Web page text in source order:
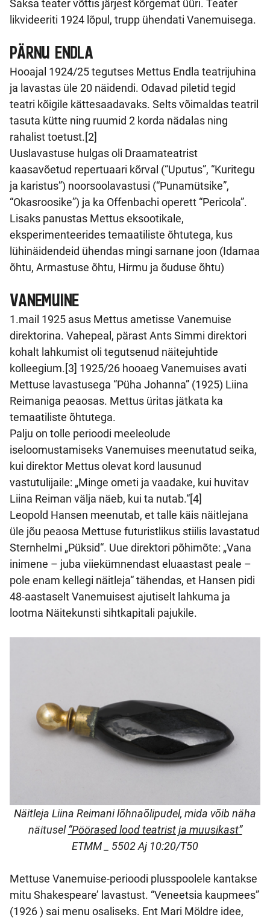
Saksa teater võttis järjest kõrgemat üüri. Teater
likvideeriti 1924 lõpul, trupp ühendati Vanemuisega.
PÄRNU ENDLA
Hooajal 1924/25 tegutses Mettus Endla teatrijuhina
ja lavastas üle 20 näidendi. Odavad piletid tegid
teatri kõigile kättesaadavaks. Selts võimaldas teatril
tasuta kütte ning ruumid 2 korda nädalas ning
rahalist toetust.[2]
Uuslavastuse hulgas oli Draamateatrist
kaasavõetud repertuaari kõrval (“Uputus”, “Kuritegu
ja karistus”) noorsoolavastusi (“Punamütsike”,
“Okasroosike”) ja ka Offenbachi operett “Pericola”.
Lisaks panustas Mettus eksootikale,
eksperimenteerides temaatiliste õhtutega, kus
lühinäidendeid ühendas mingi sarnane joon (Idamaa
õhtu, Armastuse õhtu, Hirmu ja õuduse õhtu)
VANEMUINE
1.mail 1925 asus Mettus ametisse Vanemuise
direktorina. Vahepeal, pärast Ants Simmi direktori
kohalt lahkumist oli tegutsenud näitejuhtide
kolleegium.[3] 1925/26 hooaeg Vanemuises avati
Mettuse lavastusega “Püha Johanna” (1925) Liina
Reimaniga peaosas. Mettus üritas jätkata ka
temaatiliste õhtutega.
Palju on tolle perioodi meeleolude
iseloomustamiseks Vanemuises meenutatud seika,
kui direktor Mettus olevat kord lausunud
vastutulijaile: „Minge ometi ja vaadake, kui huvitav
Liina Reiman välja näeb, kui ta nutab.“[4]
Leopold Hansen meenutab, et talle käis näitlejana
üle jõu peaosa Mettuse futuristlikus stiilis lavastatud
Sternhelmi „Püksid“. Uue direktori põhimõte: „Vana
inimene – juba viiekümnendast eluaastast peale –
pole enam kellegi näitleja“ tähendas, et Hansen pidi
48-aastaselt Vanemuisest ajutiselt lahkuma ja
lootma Näitekunsti sihtkapitali pajukile.
Näitleja Liina Reimani lõhnaõlipudel, mida võib näha
näitusel“Pöörased lood teatrist ja muusikast”
ETMM _ 5502 Aj 10:20/T50
Mettuse Vanemuise-perioodi plusspoolele kantakse
mitu Shakespeare’ lavastust. “Veneetsia kaupmees”
(1926 ) sai menu osaliseks. Ent Mari Möldre idee,